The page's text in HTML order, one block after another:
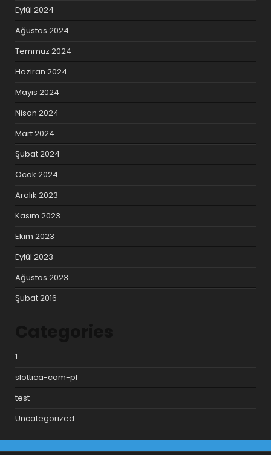
Eylül 2024
Ağustos 2024
Temmuz 2024
Haziran 2024
Mayıs 2024
Nisan 2024
Mart 2024
Şubat 2024
Ocak 2024
Aralık 2023
Kasım 2023
Ekim 2023
Eylül 2023
Ağustos 2023
Şubat 2016
1
slottica-com-pl
test
Uncategorized